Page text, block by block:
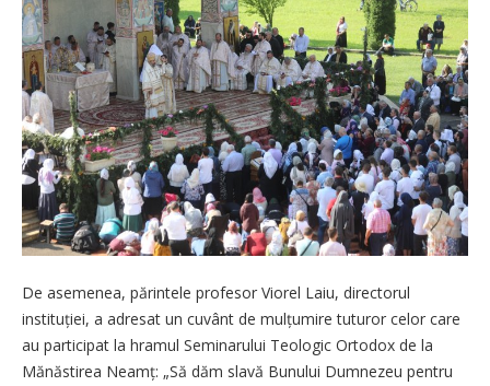
De asemenea, părintele profesor Viorel Laiu, directorul
instituției, a adresat un cuvânt de mulțumire tuturor celor care
au participat la hramul Seminarului Teologic Ortodox de la
Mănăstirea Neamț: „Să dăm slavă Bunului Dumnezeu pentru